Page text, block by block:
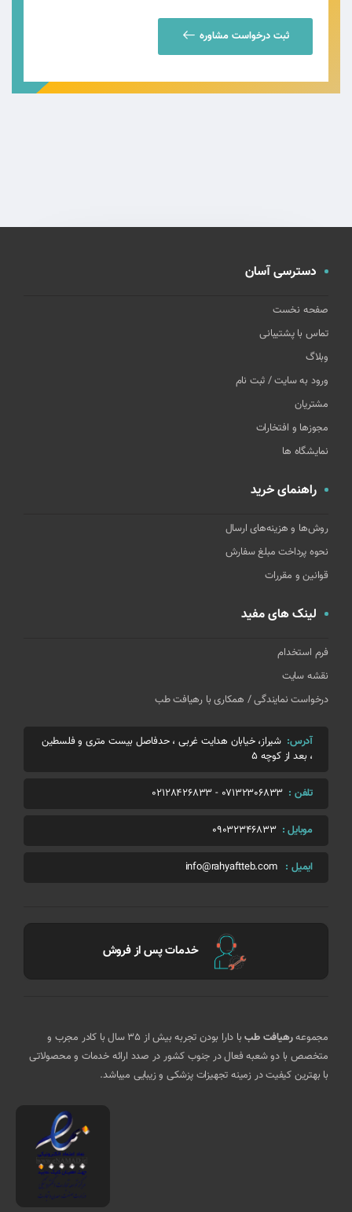
ثبت درخواست مشاوره
دسترسی آسان
صفحه نخست
تماس با پشتیبانی
وبلاگ
ورود به سایت / ثبت نام
مشتریان
مجوزها و افتخارات
نمایشگاه ها
راهنمای خرید
روش‌ها و هزینه‌های ارسال
نحوه پرداخت مبلغ سفارش
قوانین و مقررات
لینک های مفید
فرم استخدام
نقشه سایت
درخواست نمایندگی / همکاری با رهیافت طب
آدرس: شیراز، خیابان هدایت غربی ، حدفاصل بیست متری و فلسطین
، بعد از کوچه 5
تلفن : 07132306833
-
02128426833
موبایل : 09032346833
ایمیل : info@rahyaftteb.com
خدمات پس از فروش
مجموعهرهیافت طب
با دارا بودن تجربه بیش از 35 سال با کادر مجرب و
متخصص با دو شعبه فعال در جنوب کشور در صدد ارائه خدمات و محصولاتی
با بهترین کیفیت در زمینه تجهیزات پزشکی و زیبایی میباشد.